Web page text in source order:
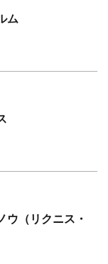
ム
ウ（リクニス・